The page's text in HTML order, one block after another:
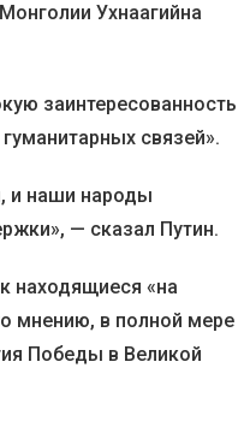
Ухнаагийна
заинтересованность
связей».
и наши народы
— сказал Путин.
находящиеся «на
мнению, в полной мере
Победы в Великой